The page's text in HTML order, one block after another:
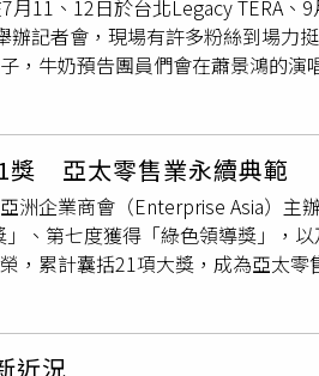
Up無畏自信」則以番石榴、
式。金載元代言 adidas Vibes太帥
消費後再生塑料，瓶身採25%再生
環境。
，但我依舊還是Energy的阿弟，我
度個人演唱會，忍不住紅了眼眶。
演唱會，笑說：「一個人唱這麼多
，Toro感動表示：「阿弟一個人扛
天是阿弟的專場不是我們的，但
更送給阿弟演唱會主題「以我為
「蕭景鴻非常值得有自己的個人
十首歌都獻唱給所有歌迷，並把〈
段時間真的非常辛苦，謝謝一直陪
〈最後的記持〉，蕭景鴻抬頭望向
泛紅，也將多年來對父親的思念化
，我是不是再也沒有機會當歌手、
戲劇演出、跑通告、組樂團，甚
11、12日於台北Legacy TERA、
記者會，現場有許多粉絲到場力挺
，牛奶預告團員們會在蕭景鴻的演
雖然並非以嘉賓的形式邀請他們，
會蕭景鴻上台一開口就忍不住哽
終於可以在舞台上唱自己的歌，用
說：「多虧過去在音樂劇跟戲劇上
記持〉是蕭景鴻寫給過世爸爸的歌
覺得爸爸像個指揮家，帶領孩子們
在演唱會上留個位子給爸爸。蕭
，每次演唱會都遇到颱風，以前工作
獎 亞太零售業永續典範
洲企業商會（Enterprise Asia）主
、第七度獲得「綠色領導獎」，
，累計囊括21項大獎，成為亞太零
業自身的努力，更在於能否帶動更
大眾的日常行動，進一步創造更大
，以常態性回收贈點活動，攜手消
近況